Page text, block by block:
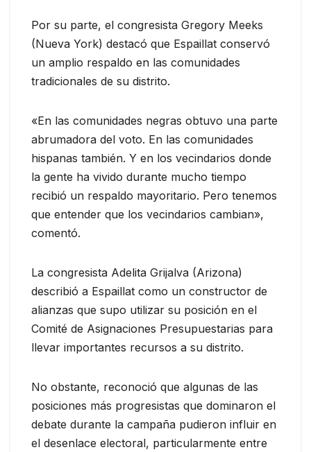
Por su parte, el congresista Gregory Meeks
(Nueva York) destacó que Espaillat conservó
un amplio respaldo en las comunidades
tradicionales de su distrito.
«En las comunidades negras obtuvo una parte
abrumadora del voto. En las comunidades
hispanas también. Y en los vecindarios donde
la gente ha vivido durante mucho tiempo
recibió un respaldo mayoritario. Pero tenemos
que entender que los vecindarios cambian»,
comentó.
La congresista Adelita Grijalva (Arizona)
describió a Espaillat como un constructor de
alianzas que supo utilizar su posición en el
Comité de Asignaciones Presupuestarias para
llevar importantes recursos a su distrito.
No obstante, reconoció que algunas de las
posiciones más progresistas que dominaron el
debate durante la campaña pudieron influir en
el desenlace electoral, particularmente entre